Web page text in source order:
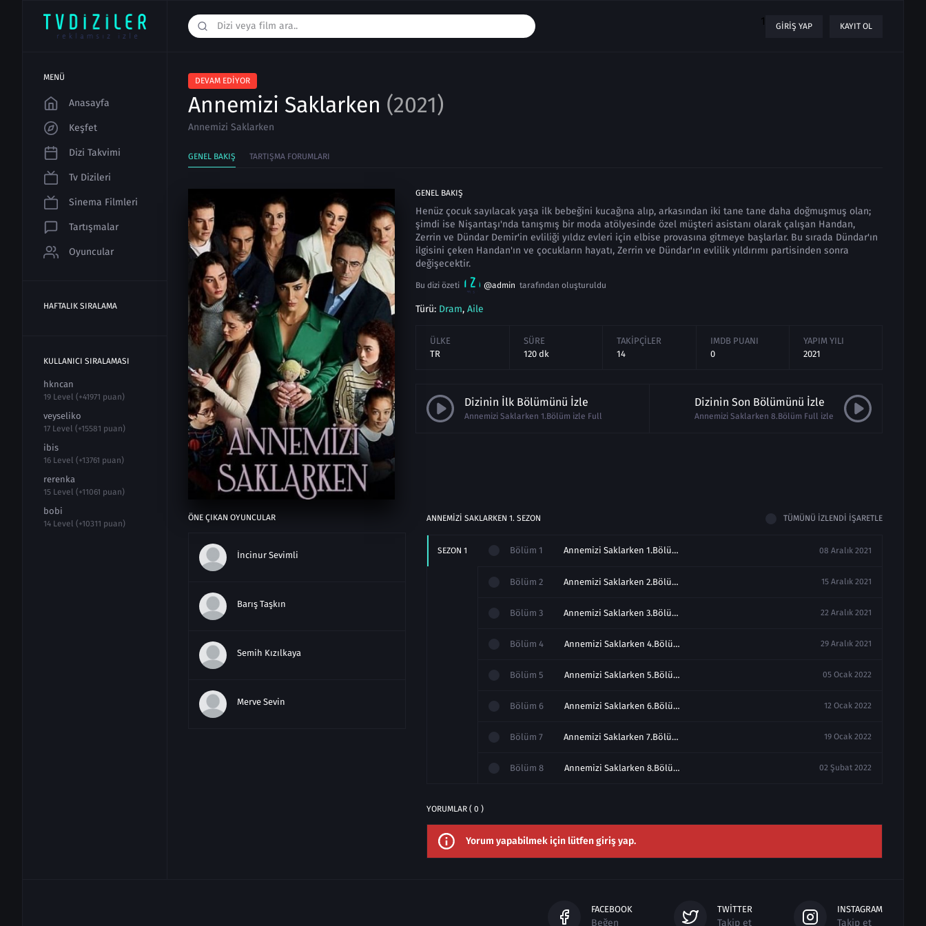
1 GIRIŞ YAP KAYIT OL
MENÜ
Anasayfa
Keşfet
Dizi Takvimi
Tv Dizileri
Sinema Filmleri
Tartışmalar
Oyuncular
HAFTALIK SIRALAMA
KULLANICI SIRALAMASI
hkncan
19 Level (+41971 puan)
veyseliko
17 Level (+15581 puan)
ibis
16 Level (+13761 puan)
rerenka
15 Level (+11061 puan)
bobi
14 Level (+10311 puan)
DEVAM EDIYOR
Annemizi Saklarken (2021)
Annemizi Saklarken
GENEL BAKIŞ TARTIŞMA FORUMLARI
GENEL BAKIŞ
Henüz çocuk sayılacak yaşa ilk bebeğini kucağına alıp, arkasından iki tane tane daha doğmuşmuş olan;
şimdi ise Nişantaşı'nda tanışmış bir moda atölyesinde özel müşteri asistanı olarak çalışan Handan,
Zerrin ve Dündar Demir'in evliliği yıldız evleri için elbise provasına gitmeye başlarlar. Bu sırada Dündar'ın
ilgisini çeken Handan'ın ve çocukların hayatı, Zerrin ve Dündar'ın evlilik yıldırımı partisinden sonra
değişecektir.
Bu dizi özeti @admin tarafından oluşturuldu
Türü: Dram, Aile
ÜLKE
TR
SÜRE
120 dk
TAKIPÇILER
14
IMDB PUANI
0
YAPIM YILI
2021
Dizinin İlk Bölümünü İzle
Annemizi Saklarken 1.Bölüm izle Full
Dizinin Son Bölümünü İzle
Annemizi Saklarken 8.Bölüm Full izle
ÖNE ÇIKAN OYUNCULAR
İncinur Sevimli
Barış Taşkın
Semih Kızılkaya
Merve Sevin
ANNEMIZI SAKLARKEN 1. SEZON TÜMÜNÜ İZLENDI İŞARETLE
SEZON 1 Bölüm 1 Annemizi Saklarken 1.Bölüm izle Full 08 Aralık 2021
Bölüm 2 Annemizi Saklarken 2.Bölüm Full izle 15 Aralık 2021
Bölüm 3 Annemizi Saklarken 3.Bölüm izle Full 22 Aralık 2021
Bölüm 4 Annemizi Saklarken 4.Bölüm izle Full 29 Aralık 2021
Bölüm 5 Annemizi Saklarken 5.Bölüm izle Full 05 Ocak 2022
Bölüm 6 Annemizi Saklarken 6.Bölüm Full izle 12 Ocak 2022
Bölüm 7 Annemizi Saklarken 7.Bölüm Full izle 19 Ocak 2022
Bölüm 8 Annemizi Saklarken 8.Bölüm Full izle 02 Şubat 2022
YORUMLAR ( 0 )
Yorum yapabilmek için lütfen giriş yap.
FACEBOOK
Beğen
TWITTER
Takip et
INSTAGRAM
Takip et